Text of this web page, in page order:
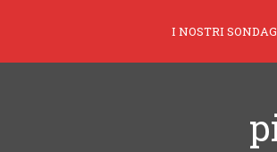
I NOSTRI